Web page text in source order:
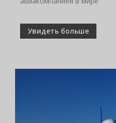
Увидеть больше